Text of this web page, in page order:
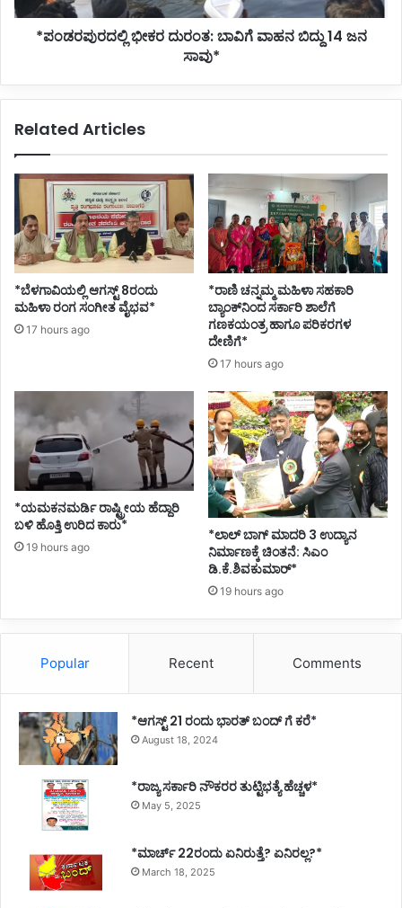
ಸಾವು*
*ಪಂಡರಪುರದಲ್ಲಿ ಭೀಕರ ದುರಂತ: ಬಾವಿಗೆ ವಾಹನ ಬಿದ್ದು 14 ಜನ
ಸಾವು*
Related Articles
*ಬೆಳಗಾವಿಯಲ್ಲಿ ಆಗಸ್ಟ್ 8ರಂದು
ಮಹಿಳಾ ರಂಗ ಸಂಗೀತ ವೈಭವ*
17 hours ago
*ರಾಣಿ ಚನ್ನಮ್ಮ ಮಹಿಳಾ ಸಹಕಾರಿ
ಬ್ಯಾಂಕ್‌ನಿಂದ ಸರ್ಕಾರಿ ಶಾಲೆಗೆ
ಗಣಕಯಂತ್ರ ಹಾಗೂ ಪರಿಕರಗಳ
ದೇಣಿಗೆ*
17 hours ago
*ಯಮಕನಮರ್ಡಿ ರಾಷ್ಟ್ರೀಯ ಹೆದ್ದಾರಿ
ಬಳಿ ಹೊತ್ತಿ ಉರಿದ ಕಾರು*
19 hours ago
*ಲಾಲ್ ಬಾಗ್ ಮಾದರಿ 3 ಉದ್ಯಾನ
ನಿರ್ಮಾಣಕ್ಕೆ ಚಿಂತನೆ: ಸಿಎಂ
ಡಿ.ಕೆ.ಶಿವಕುಮಾರ್*
19 hours ago
Popular Recent Comments
*ಆಗಸ್ಟ್ 21 ರಂದು ಭಾರತ್‌ ಬಂದ್‌ ಗೆ ಕರೆ*
August 18, 2024
*ರಾಜ್ಯ ಸರ್ಕಾರಿ ನೌಕರರ ತುಟ್ಟಿಭತ್ಯೆ ಹೆಚ್ಚಳ*
May 5, 2025
*ಮಾರ್ಚ್ 22ರಂದು ಏನಿರುತ್ತೆ? ಏನಿರಲ್ಲ?*
March 18, 2025